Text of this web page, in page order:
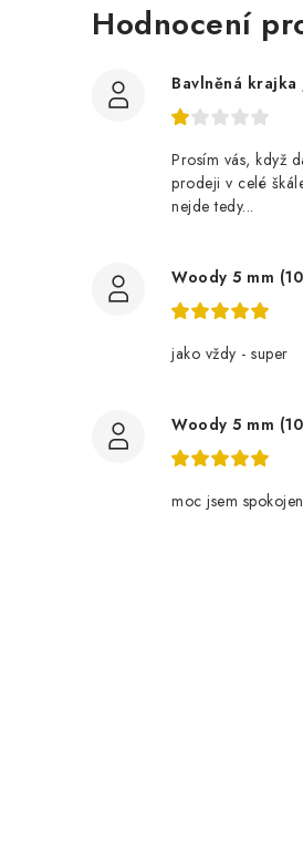
Hodnocení
Prosím vás, když
prodeji v celé
nejde tedy...
jako vždy - super
moc jsem